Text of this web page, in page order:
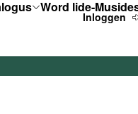
Word lide-
Inloggen